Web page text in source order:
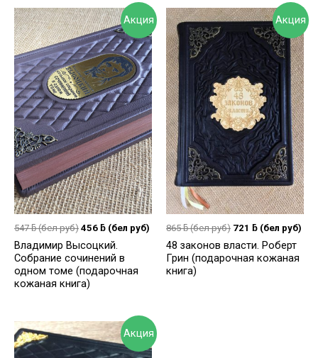
Акция
547ƃ(бел руб) 456 ƃ (бел руб)
Владимир Высоцкий.
Собрание сочинений в
одном томе (подарочная
кожаная книга)
Акция
865ƃ(бел руб) 721 ƃ (бел руб)
48 законов власти. Роберт
Грин (подарочная кожаная
книга)
Акция